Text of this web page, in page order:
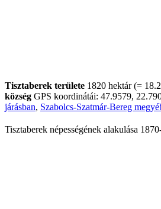
Tisztaberek területe 1820 hektár (=
község GPS koordinátái: 47.9579,
járásban, Szabolcs-Szatmár-Bereg
Tisztaberek népességének alakulása